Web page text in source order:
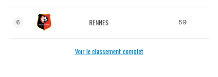
6 RENNES 59
Voir le classement complet